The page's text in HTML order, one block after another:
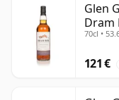
Glen
Dram
70cl •
121 €